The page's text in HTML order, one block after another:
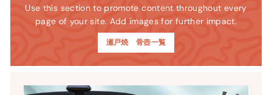
Use this section to promote content throughout every
page of your site. Add images for further impact.
瀬戸焼 骨壺一覧